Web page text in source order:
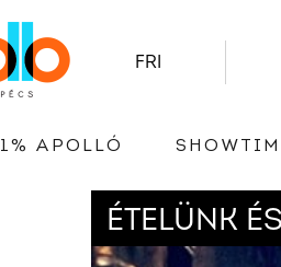
FRI
1% APOLLÓ
ÉTELÜNK